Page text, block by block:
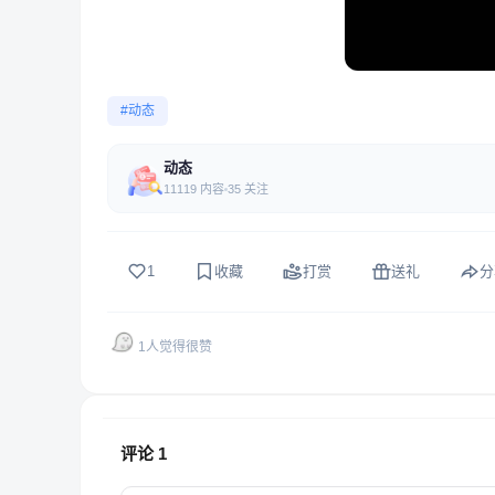
#动态
动态
11119 内容 35 关注
1 收藏 打赏 送礼
1人觉得很赞
评论 1